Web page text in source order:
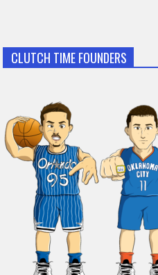
CLUTCH TIME FOUNDERS